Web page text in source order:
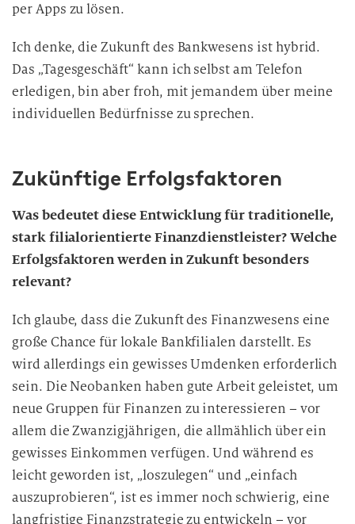
per Apps zu lösen.
Ich denke, die Zukunft des Bankwesens ist hybrid.
Das „Tagesgeschäft“ kann ich selbst am Telefon
erledigen, bin aber froh, mit jemandem über meine
individuellen Bedürfnisse zu sprechen.
Zukünftige Erfolgsfaktoren
Was bedeutet diese Entwicklung für traditionelle,
stark filialorientierte Finanzdienstleister? Welche
Erfolgsfaktoren werden in Zukunft besonders
relevant?
Ich glaube, dass die Zukunft des Finanzwesens eine
große Chance für lokale Bankfilialen darstellt. Es
wird allerdings ein gewisses Umdenken erforderlich
sein. Die Neobanken haben gute Arbeit geleistet, um
neue Gruppen für Finanzen zu interessieren – vor
allem die Zwanzigjährigen, die allmählich über ein
gewisses Einkommen verfügen. Und während es
leicht geworden ist, „loszulegen“ und „einfach
auszuprobieren“, ist es immer noch schwierig, eine
langfristige Finanzstrategie zu entwickeln – vor